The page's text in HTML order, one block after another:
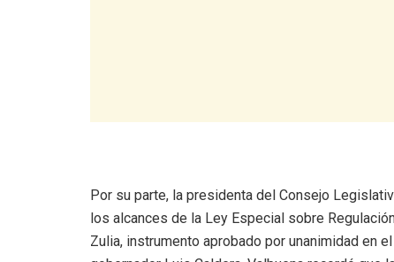
Por su parte, la presidenta del Consejo
los alcances de la Ley Especial sobre
Zulia, instrumento aprobado por unanimidad en